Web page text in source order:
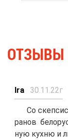
ОТ­ЗЫ­ВЫ
Ira 30.11.22г
Со
ра­нов
ную кух­ню и